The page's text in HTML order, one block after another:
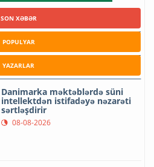
SON XƏBƏR
POPULYAR
YAZARLAR
Danimarka məktəblərdə süni
intellektdən istifadəyə nəzarəti
sərtləşdirir
08-08-2026